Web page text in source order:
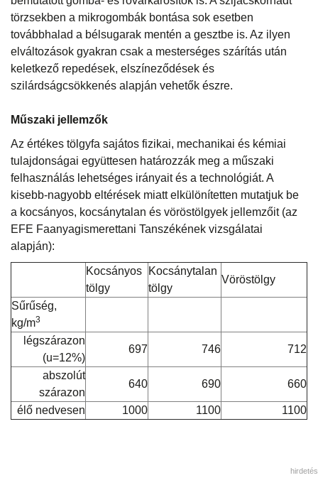
törzsekben a mikrogombák bontása sok esetben
továbbhalad a bélsugarak mentén a gesztbe is. Az ilyen
elváltozások gyakran csak a mesterséges szárítás után
keletkező repedések, elszíneződések és
szilárdságcsökkenés alapján vehetők észre.
Műszaki jellemzők
Az értékes tölgyfa sajátos fizikai, mechanikai és kémiai
tulajdonságai együttesen határozzák meg a műszaki
felhasználás lehetséges irányait és a technológiát. A
kisebb-nagyobb eltérések miatt elkülönítetten mutatjuk be
a kocsányos, kocsánytalan és vöröstölgyek jellemzőit (az
EFE Faanyagismerettani Tanszékének vizsgálatai
alapján):
Kocsányos
tölgy
Kocsánytalan
tölgy
Vöröstölgy
Sűrűség,
kg/m3
légszárazon
(u=12%)
697 746 712
abszolút
szárazon
640 690 660
élő nedvesen 1000 1100 1100
hirdetés